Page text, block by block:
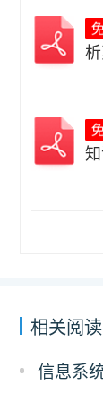
相关阅读